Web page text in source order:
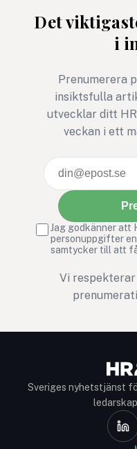
handen.
Det
i
Prenumerera
insiktsfulla
utvecklar ditt
veckan i ett
Jag godkänner att
personuppgifter
samtycker till att
Vi
Sveriges nyhetstjänst